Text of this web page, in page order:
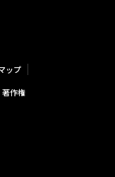
ップ
著作権